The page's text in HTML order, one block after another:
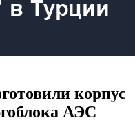
корпус
АЭС